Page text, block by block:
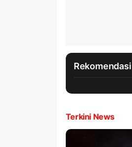
Rekomendasi
Terkini News